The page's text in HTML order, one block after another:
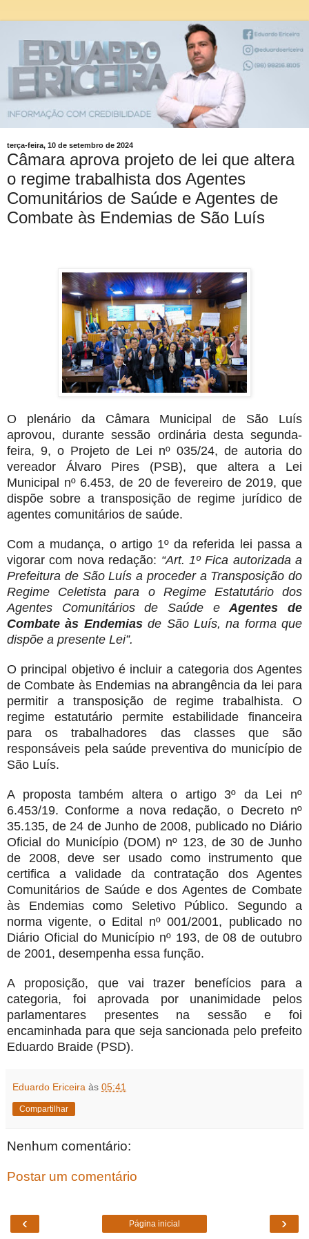
terça-feira, 10 de setembro de 2024
Câmara aprova projeto de lei que altera
o regime trabalhista dos Agentes
Comunitários de Saúde e Agentes de
Combate às Endemias de São Luís
O plenário da Câmara Municipal de São Luís
aprovou, durante sessão ordinária desta segunda-
feira, 9, o Projeto de Lei nº 035/24, de autoria do
vereador Álvaro Pires (PSB), que altera a Lei
Municipal nº 6.453, de 20 de fevereiro de 2019, que
dispõe sobre a transposição de regime jurídico de
agentes comunitários de saúde.
Com a mudança, o artigo 1º da referida lei passa a
vigorar com nova redação: “Art. 1º Fica autorizada a
Prefeitura de São Luís a proceder a Transposição do
Regime Celetista para o Regime Estatutário dos
Agentes Comunitários de Saúde eAgentes de
Combate às Endemiasde São Luís, na forma que
dispõe a presente Lei”.
O principal objetivo é incluir a categoria dos Agentes
de Combate às Endemias na abrangência da lei para
permitir a transposição de regime trabalhista. O
regime estatutário permite estabilidade financeira
para os trabalhadores das classes que são
responsáveis pela saúde preventiva do município de
São Luís.
A proposta também altera o artigo 3º da Lei nº
6.453/19. Conforme a nova redação, o Decreto nº
35.135, de 24 de Junho de 2008, publicado no Diário
Oficial do Município (DOM) nº 123, de 30 de Junho
de 2008, deve ser usado como instrumento que
certifica a validade da contratação dos Agentes
Comunitários de Saúde e dos Agentes de Combate
às Endemias como Seletivo Público. Segundo a
norma vigente, o Edital nº 001/2001, publicado no
Diário Oficial do Município nº 193, de 08 de outubro
de 2001, desempenha essa função.
A proposição, que vai trazer benefícios para a
categoria, foi aprovada por unanimidade pelos
parlamentares presentes na sessão e foi
encaminhada para que seja sancionada pelo prefeito
Eduardo Braide (PSD).
Eduardo Ericeira às 05:41
Compartilhar
Nenhum comentário:
Postar um comentário
‹ ›
Página inicial